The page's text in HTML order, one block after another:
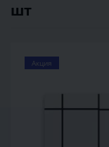
шт
Акция